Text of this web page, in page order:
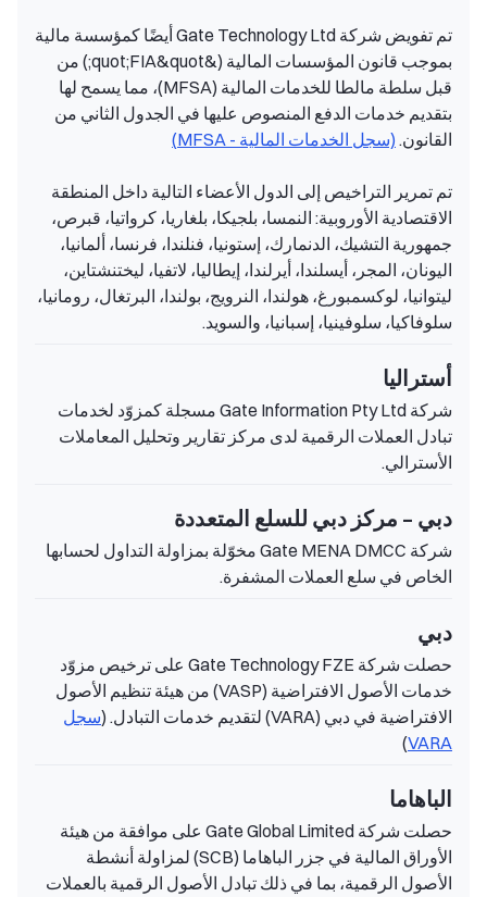
تم تفويض شركة Gate Technology Ltd أيضًا كمؤسسة مالية
بموجب قانون المؤسسات المالية (&quot;FIA&quot;) من
قبل سلطة مالطا للخدمات المالية (MFSA)، مما يسمح لها
بتقديم خدمات الدفع المنصوص عليها في الجدول الثاني من
القانون. (سجل الخدمات المالية - MFSA)
تم تمرير التراخيص إلى الدول الأعضاء التالية داخل المنطقة
الاقتصادية الأوروبية: النمسا، بلجيكا، بلغاريا، كرواتيا، قبرص،
جمهورية التشيك، الدنمارك، إستونيا، فنلندا، فرنسا، ألمانيا،
اليونان، المجر، أيسلندا، أيرلندا، إيطاليا، لاتفيا، ليختنشتاين،
ليتوانيا، لوكسمبورغ، هولندا، النرويج، بولندا، البرتغال، رومانيا،
سلوفاكيا، سلوفينيا، إسبانيا، والسويد.
أستراليا
شركة Gate Information Pty Ltd مسجلة كمزوّد لخدمات
تبادل العملات الرقمية لدى مركز تقارير وتحليل المعاملات
الأسترالي.
دبي – مركز دبي للسلع المتعددة
شركة Gate MENA DMCC مخوّلة بمزاولة التداول لحسابها
الخاص في سلع العملات المشفرة.
دبي
حصلت شركة Gate Technology FZE على ترخيص مزوّد
خدمات الأصول الافتراضية (VASP) من هيئة تنظيم الأصول
الافتراضية في دبي (VARA) لتقديم خدمات التبادل. (
سجل
VARA
)
الباهاما
حصلت شركة Gate Global Limited على موافقة من هيئة
الأوراق المالية في جزر الباهاما (SCB) لمزاولة أنشطة
الأصول الرقمية، بما في ذلك تبادل الأصول الرقمية بالعملات